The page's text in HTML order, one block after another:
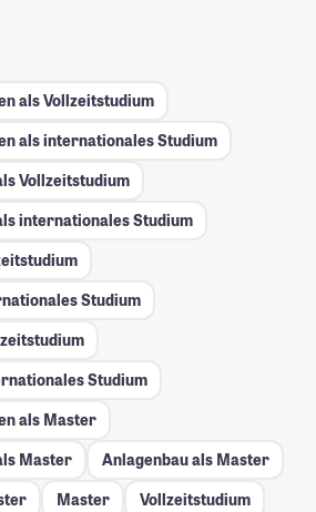
als Vollzeitstudium
als internationales Studium
Vollzeitstudium
internationales Studium
Studium
Studium
als Master
Master
Anlagenbau als Master
Master
Vollzeitstudium